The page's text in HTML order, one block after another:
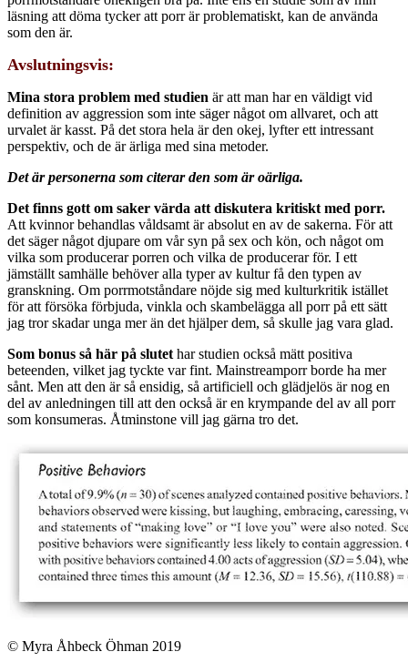
läsning att döma tycker att porr är problematiskt, kan de använda
som den är.
Avslutningsvis:
Mina stora problem med studien är att man har en väldigt vid
definition av aggression som inte säger något om allvaret, och att
urvalet är kasst. På det stora hela är den okej, lyfter ett intressant
perspektiv, och de är ärliga med sina metoder.
Det är personerna som citerar den som är oärliga.
Det finns gott om saker värda att diskutera kritiskt med porr.
Att kvinnor behandlas våldsamt är absolut en av de sakerna. För att
det säger något djupare om vår syn på sex och kön, och något om
vilka som producerar porren och vilka de producerar för. I ett
jämställt samhälle behöver alla typer av kultur få den typen av
granskning. Om porrmotståndare nöjde sig med kulturkritik istället
för att försöka förbjuda, vinkla och skambelägga all porr på ett sätt
jag tror skadar unga mer än det hjälper dem, så skulle jag vara glad.
Som bonus så här på slutet har studien också mätt positiva
beteenden, vilket jag tyckte var fint. Mainstreamporr borde ha mer
sånt. Men att den är så ensidig, så artificiell och glädjelös är nog en
del av anledningen till att den också är en krympande del av all porr
som konsumeras. Åtminstone vill jag gärna tro det.
© Myra Åhbeck Öhman 2019